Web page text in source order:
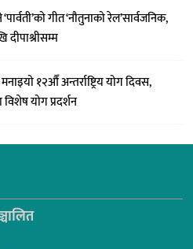
गीत ‘नौतुनाको रेल’सार्वजनिक,
दीपाश्रीसम्म
१२औँ अन्तर्राष्ट्रिय योग दिवस,
योग प्रदर्शन